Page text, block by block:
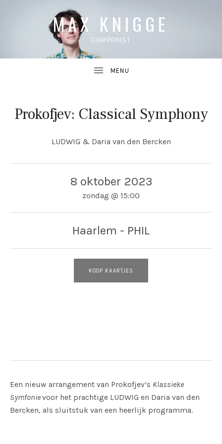
MAX KNIGGE
COMPONIST
Prokofjev: Classical Symphony
LUDWIG & Daria van den Bercken
8 oktober 2023
zondag @ 15:00
Haarlem - PHIL
KOOP KAARTJES
Een nieuw arrangement van Prokofjev’s Klassieke
Symfonievoor het prachtige LUDWIG en Daria van den
Bercken, als sluitstuk van een heerlijk programma.